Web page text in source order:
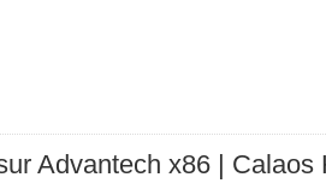
Advantech x86 |